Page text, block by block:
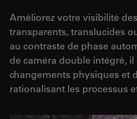
Améliorez votre visibilité
transparents, translucides
au contraste de phase
de caméra double intégré,
changements physiques et
rationalisant les processus